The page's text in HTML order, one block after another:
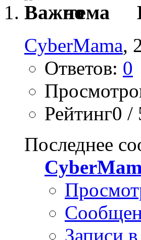
CyberMama,
Ответов: 0
Рейтинг0 /
Последнее
Записи